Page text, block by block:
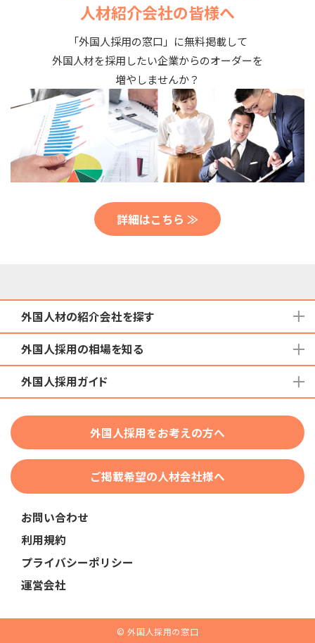
人材紹介会社の皆様へ
「外国人採用の窓口」に無料掲載して
外国人材を採用したい企業からのオーダーを
増やしませんか？
詳細はこちら ≫
外国人材の紹介会社を探す
地域から検索する
国籍から検索する
在留資格から検索する
団体種別から探す
業界・職種から検索する
外国人採用の相場を知る
育成就労外国人の受け入れ相場
技人国・高度人材の受け入れ相場
外国人採用ガイド
特定技能
技術・人文知識・国際業務
助成金
教育・研修
人事・労務
採用サービス・ツール
外国人採用をお考えの方へ
ご掲載希望の人材会社様へ
お問い合わせ
利用規約
プライバシーポリシー
運営会社
© 外国人採用の窓口